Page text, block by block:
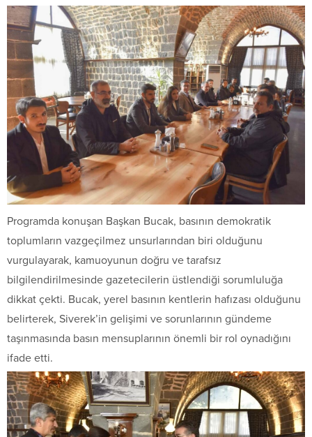
Programda konuşan Başkan Bucak, basının demokratik
toplumların vazgeçilmez unsurlarından biri olduğunu
vurgulayarak, kamuoyunun doğru ve tarafsız
bilgilendirilmesinde gazetecilerin üstlendiği sorumluluğa
dikkat çekti. Bucak, yerel basının kentlerin hafızası olduğunu
belirterek, Siverek’in gelişimi ve sorunlarının gündeme
taşınmasında basın mensuplarının önemli bir rol oynadığını
ifade etti.